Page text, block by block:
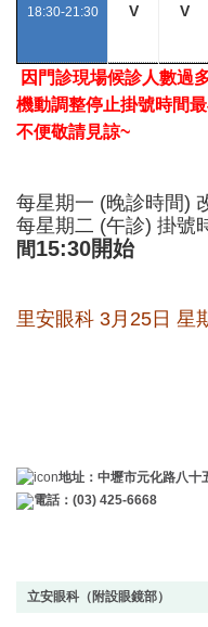
18:30-21:30 V V
因門診現場候診人數過
機動調整停止掛號時間
不便敬請見諒~
每星期一 (晚診時間)
每星期二 (午診) 掛號
間15:30開始
里安眼科 3月25日 星
地址：中壢市元化路八十
電話：(03) 425-6668
立安眼科（附設眼鏡部）